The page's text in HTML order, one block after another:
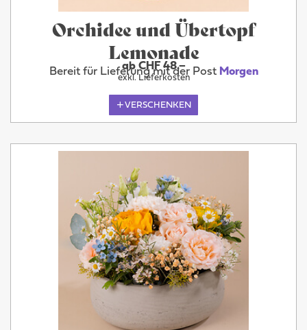
Orchidee und Übertopf
Lemonade
Bereit für Lieferung mit der Post Morgen
ab CHF 48.–
exkl. Lieferkosten
VERSCHENKEN